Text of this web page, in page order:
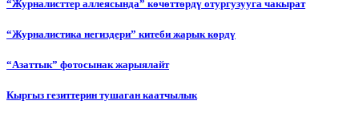
“Журналисттер аллеясында” көчөттөрдү отургузууга чакырат
“Журналистика негиздери” китеби жарык көрдү
“Азаттык” фотосынак жарыялайт
Кыргыз гезиттерин тушаган каатчылык